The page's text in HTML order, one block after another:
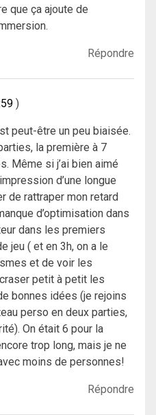
que ça ajoute de
Répondre
peut-être un peu biaisée.
la première à 7
Même si j’ai bien aimé
d’une longue
de rattraper mon retard
d’optimisation dans
dans les premiers
jeu ( et en 3h, on a le
et de voir les
petit à petit les
bonnes idées (je rejoins
perso en deux parties,
On était 6 pour la
trop long, mais je ne
moins de personnes!
Répondre